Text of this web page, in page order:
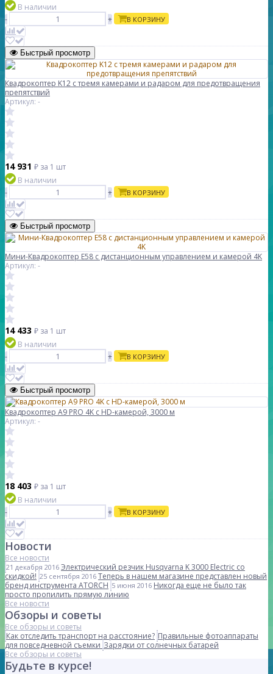
В наличии
-
+ В КОРЗИНУ
Быстрый просмотр
Квадрокоптер K12 с тремя камерами и радаром для предотвращения
препятствий
Артикул: -
14 931 ₽ за 1 шт
В наличии
-
+ В КОРЗИНУ
Быстрый просмотр
Мини-Квадрокоптер E58 с дистанционным управлением и камерой 4K
Артикул: -
14 433 ₽ за 1 шт
В наличии
-
+ В КОРЗИНУ
Быстрый просмотр
Квадрокоптер A9 PRO 4K с HD-камерой, 3000 м
Артикул: -
18 403 ₽ за 1 шт
В наличии
-
+ В КОРЗИНУ
Новости
Все новости
21 декабря 2016 Электрический резчик Husqvarna K 3000 Electric со
скидкой! 25 сентября 2016 Теперь в нашем магазине представлен новый
бренд инструмента ATORCH 5 июня 2016 Никогда еще не было так
просто пропилить прямую линию
Все новости
Обзоры и советы
Все обзоры и советы
Как отследить транспорт на расстояние? Правильные фотоаппараты
для повседневной съемки Зарядки от солнечных батарей
Все обзоры и советы
Будьте в курсе!